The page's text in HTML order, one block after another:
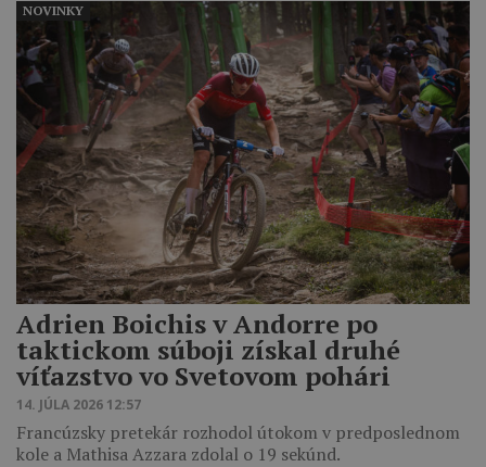
Adrien Boichis v Andorre po
taktickom súboji získal druhé
víťazstvo vo Svetovom pohári
14. JÚLA 2026 12:57
Francúzsky pretekár rozhodol útokom v predposlednom
kole a Mathisa Azzara zdolal o 19 sekúnd.
NOVINKY